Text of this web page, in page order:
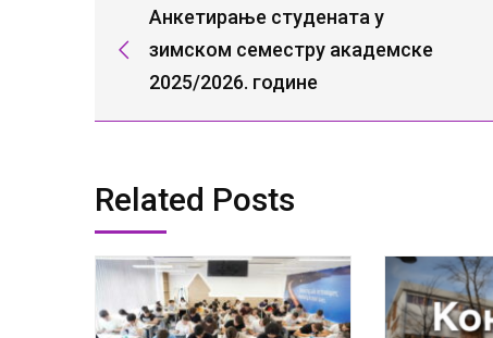
Анкетирање студената у
зимском семестру академске
2025/2026. године
Related Posts